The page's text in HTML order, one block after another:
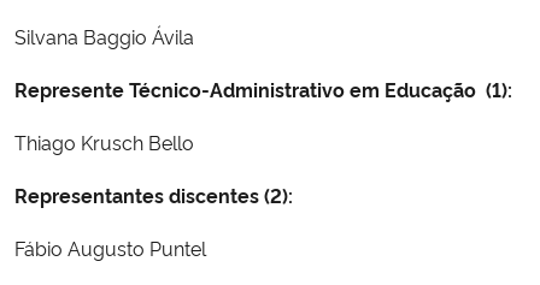
Secretaria-Geral
Secretaria de Governo
Gabinete de Segurança Institucional
Silvana Baggio Ávila
Represente Técnico-Administrativo em Educação (1):
Thiago Krusch Bello
Representantes discentes (2):
Fábio Augusto Puntel